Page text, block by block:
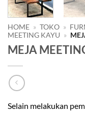
HOME » TOKO »
MEETING KAYU »
MEJA
Selain melakukan